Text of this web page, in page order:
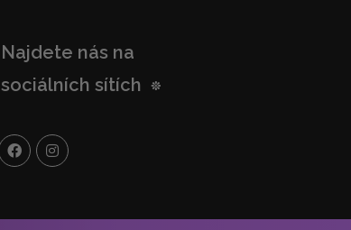
Najdete nás na
sociálních sítích